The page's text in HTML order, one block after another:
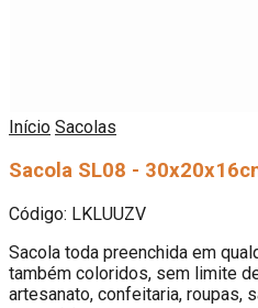
Início Sacolas
Sacola SL08 -
Código: LKLUUZV
Sacola toda preenchida em
também coloridos, sem limite
artesanato, confeitaria, roupas,